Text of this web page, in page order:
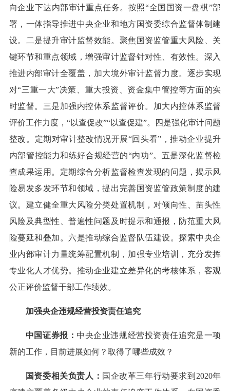
向企业下达内部审计重点任务。按照“全国国资一盘棋”部
署，一体指导推进中央企业和地方国资委综合监督体制建
设。二是提升审计监督效能。聚焦国资监管重大风险、关
键环节和重点领域，增强审计监督针对性、有效性。深入
推进内部审计全覆盖，加大境外审计监督力度。逐步实现
对“三重一大”决策、重大投资、资金集中管控等方面的实
时监督。三是加强内控体系监督评价。加大内控体系监督
评价工作力度，“以查促改”“以查促建”。四是强化审计问题
整改。定期对审计整改情况开展“回头看”，推动企业提升
内部管控能力和练好合规经营的“内功”。五是深化监督检
查成果运用。定期综合分析监督检查发现的问题，揭示风
险易发多发环节和领域，提出完善国资监管政策制度的建
议。建立健全重大风险分类处置机制，对倾向性、苗头性
风险及典型性、普遍性问题及时提示和通报，防范重大风
险蔓延和叠加。六是推动综合监督队伍建设。探索中央企
业内部审计力量统筹配置机制，加强专业培训，充分发挥
专业化人才优势。推动企业建立差异化的考核体系，客观
公正评价监督干部工作绩效。
加强央企违规经营投资责任追究
中国证券报： 中央企业违规经营投资责任追究是一项
新的工作，目前进展如何？取得了哪些成效？
国资委相关负责人： 国企改革三年行动要求到2020年